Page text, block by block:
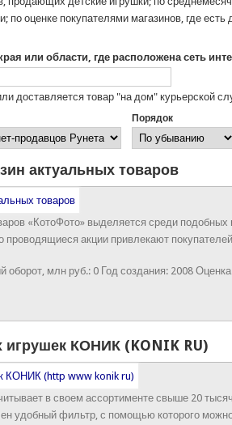
оценке покупателями магазинов, где есть
или области, где расположена сеть
или доставляется товар "на дом"
Порядок
актуальных товаров
«КотоФото» выделяется среди
акции привлекают
оборот, млн руб.: 0 Год создания: 2008
игрушек КОНИК (KONIK RU)
в своем ассортименте свыше 20
удобный фильтр, с помощью которого